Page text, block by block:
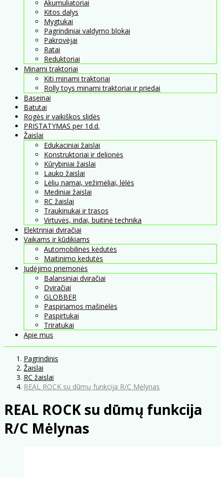
Akumuliatoriai
Kitos dalys
Mygtukai
Pagrindiniai valdymo blokai
Pakrovėjai
Ratai
Reduktoriai
Minami traktoriai
Kiti minami traktoriai
Rolly toys minami traktoriai ir priedai
Baseinai
Batutai
Rogės ir vaikiškos slidės
PRISTATYMAS per 1d.d.
Žaislai
Edukaciniai žaislai
Konstruktoriai ir delionės
Kūrybiniai žaislai
Lauko žaislai
Lėlių namai, vežimėliai, lėlės
Mediniai žaislai
RC žaislai
Traukinukai ir trasos
Virtuvės, indai, buitinė technika
Elektriniai dviračiai
Vaikams ir kūdikiams
Automobilinės kėdutės
Maitinimo kedutės
Judėjimo priemonės
Balansiniai dviračiai
Dviračiai
GLOBBER
Paspiriamos mašinėlės
Paspirtukai
Triratukai
Apie mus
Pagrindinis
Žaislai
RC žaislai
REAL ROCK su dūmų funkcija R/C Mėlynas
REAL ROCK su dūmų funkcija
R/C Mėlynas